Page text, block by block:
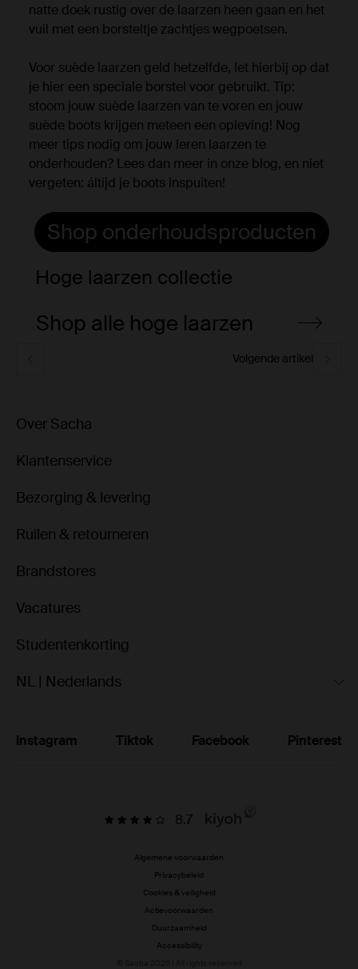
natte doek rustig over de laarzen heen gaan en het
vuil met een borsteltje zachtjes wegpoetsen.
Voor suède laarzen geld hetzelfde, let hierbij op dat
je hier een speciale borstel voor gebruikt. Tip:
stoom jouw suède laarzen van te voren en jouw
suède boots krijgen meteen een opleving! Nog
meer tips nodig om jouw leren laarzen te
onderhouden? Lees dan meer in onze blog, en niet
vergeten: áltijd je boots inspuiten!
Shop onderhoudsproducten
Hoge laarzen collectie
Shop alle hoge laarzen
Volgende artikel
Over Sacha
Klantenservice
Bezorging & levering
Ruilen & retourneren
Brandstores
Vacatures
Studentenkorting
NL | Nederlands
Instagram Tiktok Facebook Pinterest
8.7
Algemene voorwaarden
Privacybeleid
Cookies & veiligheid
Actievoorwaarden
Duurzaamheid
Accessibility